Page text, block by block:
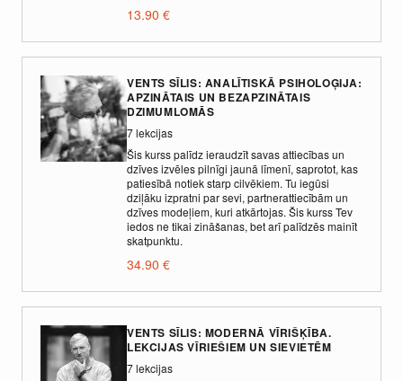
13.90 €
VENTS SĪLIS: ANALĪTISKĀ PSIHOLOĢIJA:
APZINĀTAIS UN BEZAPZINĀTAIS
DZIMUMLOMĀS
7 lekcijas
Šis kurss palīdz ieraudzīt savas attiecības un
dzīves izvēles pilnīgi jaunā līmenī, saprotot, kas
patiesībā notiek starp cilvēkiem. Tu iegūsi
dziļāku izpratni par sevi, partnerattiecībām un
dzīves modeļiem, kuri atkārtojas. Šis kurss Tev
iedos ne tikai zināšanas, bet arī palīdzēs mainīt
skatpunktu.
34.90 €
VENTS SĪLIS: MODERNĀ VĪRIŠĶĪBA.
LEKCIJAS VĪRIEŠIEM UN SIEVIETĒM
7 lekcijas